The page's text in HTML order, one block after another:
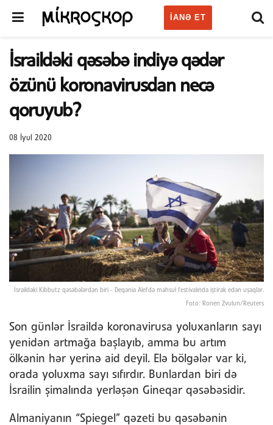
IANƏ ET
İsraildəki qəsəbə indiyə qədər
özünü koronavirusdan necə
qoruyub?
08 İyul 2020
İsraildəki Kibbutz qəsəbələrdən biri - Deqania Alefdə məhsul festivalında iştirak edən uşaqlar.
Foto: Ronen Zvulun/Reuters
Son günlər İsraildə koronavirusa yoluxanların sayı
yenidən artmağa başlayıb, amma bu artım
ölkənin hər yerinə aid deyil. Elə bölgələr var ki,
orada yoluxma sayı sıfırdır. Bunlardan biri də
İsrailin şimalında yerləşən Gineqar qəsəbəsidir.
Almaniyanın “Spiegel” qəzeti bu qəsəbənin